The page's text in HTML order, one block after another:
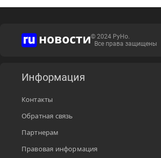
© 2024 РуНо.
Все права защищены
Информация
Контакты
Обратная связь
Партнерам
Правовая информация